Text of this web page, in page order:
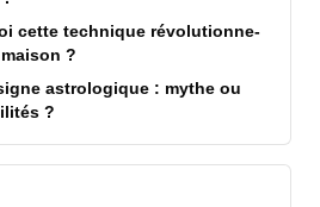
cette technique révolutionne-
?
astrologique : mythe ou
?